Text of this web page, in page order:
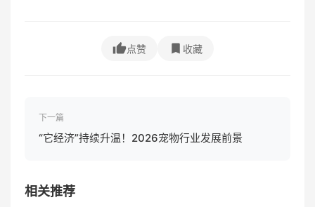
点赞 收藏
下一篇
“它经济”持续升温！2026宠物行业发展前景
相关推荐